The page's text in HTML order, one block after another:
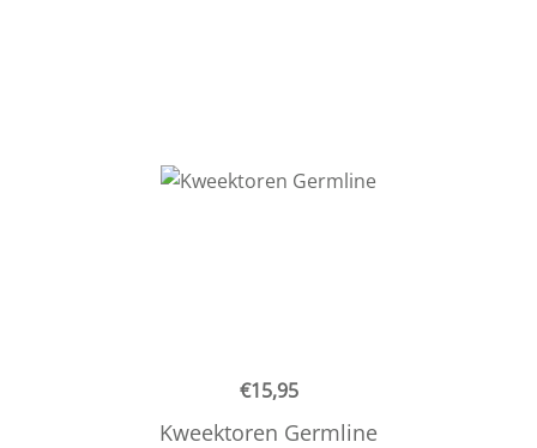
€15,95
Kweektoren Germline